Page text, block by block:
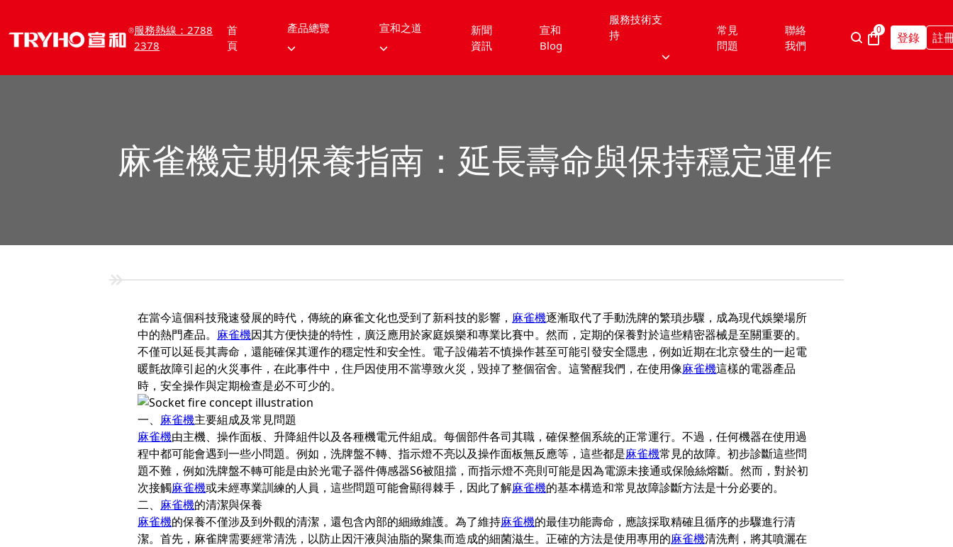
服務熱線：2788
2378
首
頁
產品總覽 宣和之道
新聞
資訊
宣和
Blog
服務技術支
持
常見
問題
聯絡
我們
0
登錄 註
麻雀機定期保養指南：延長壽命與保持穩定運作
在當今這個科技飛速發展的時代，傳統的麻雀文化也受到了新科技的影響， 麻雀機逐漸取代了手動洗牌的繁瑣步驟，成為現代娛樂場所
中的熱門產品。 麻雀機因其方便快捷的特性，廣泛應用於家庭娛樂和專業比賽中。然而，定期的保養對於這些精密器械是至關重要的。
不僅可以延長其壽命，還能確保其運作的穩定性和安全性。電子設備若不慎操作甚至可能引發安全隱患，例如近期在北京發生的一起電
暖氈故障引起的火災事件，在此事件中，住戶因使用不當導致火災，毀掉了整個宿舍。這警醒我們，在使用像麻雀機這樣的電器產品
時，安全操作與定期檢查是必不可少的。
一、 麻雀機主要組成及常見問題
麻雀機由主機、操作面板、升降組件以及各種機電元件組成。每個部件各司其職，確保整個系統的正常運行。不過，任何機器在使用過
程中都可能會遇到一些小問題。例如，洗牌盤不轉、指示燈不亮以及操作面板無反應等，這些都是麻雀機常見的故障。初步診斷這些問
題不難，例如洗牌盤不轉可能是由於光電子器件傳感器S6被阻擋，而指示燈不亮則可能是因為電源未接通或保險絲熔斷。然而，對於初
次接觸麻雀機或未經專業訓練的人員，這些問題可能會顯得棘手，因此了解麻雀機的基本構造和常見故障診斷方法是十分必要的。
二、 麻雀機的清潔與保養
麻雀機的保養不僅涉及到外觀的清潔，還包含內部的細緻維護。為了維持麻雀機的最佳功能壽命，應該採取精確且循序的步驟進行清
潔。首先，麻雀牌需要經常清洗，以防止因汗液與油脂的聚集而造成的細菌滋生。正確的方法是使用專用的麻雀機清洗劑，將其噴灑在